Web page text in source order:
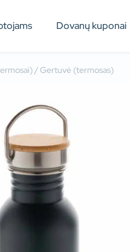
Dovanų kuponai
/ Gertuvė (termosas)